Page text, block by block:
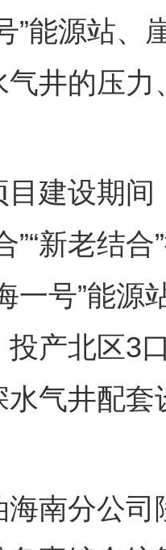
”能源站
井的压
设期间
”“新老结
一号”能
产北区3
水气井配
分公司